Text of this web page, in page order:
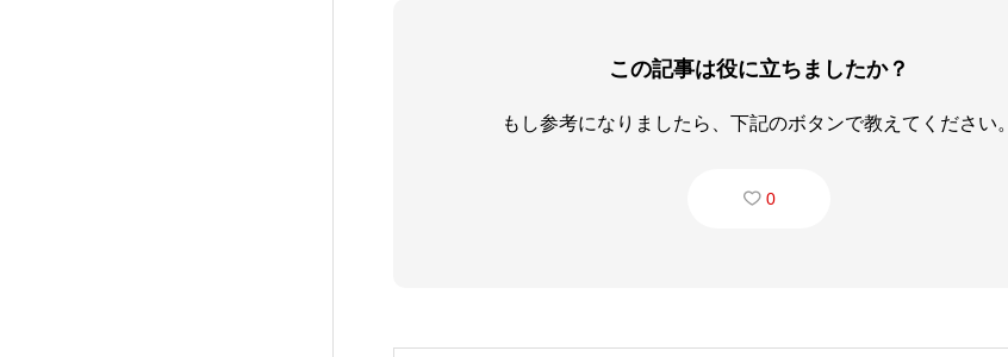
この記事は役に立ちましたか？
もし参考になりましたら、下記のボタンで教えてください。
0